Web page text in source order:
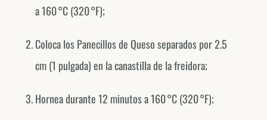
a 160 °C (320 °F);
Coloca los Panecillos de Queso separados por 2.5
cm (1 pulgada) en la canastilla de la freidora;
Hornea durante 12 minutos a 160 °C (320 °F);
México
@fornodeminasportugal
Uruguai